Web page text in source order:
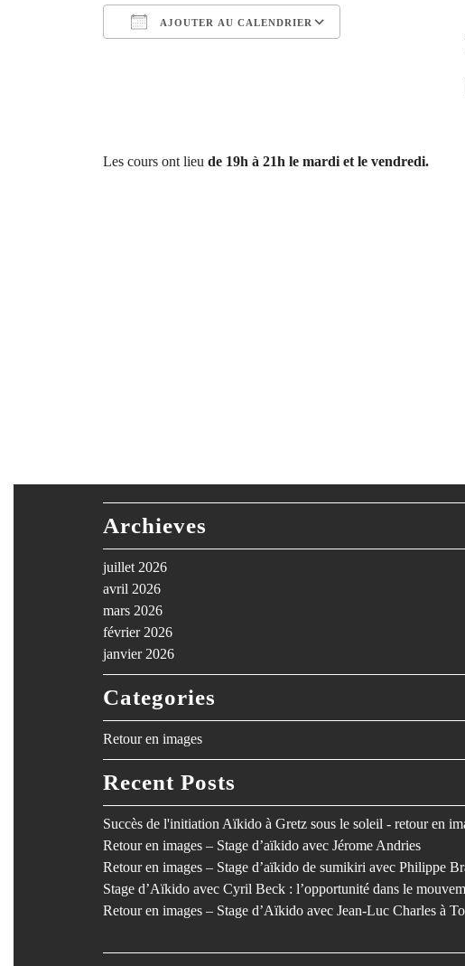
AJOUTER AU CALENDRIER
Les cours ont lieu de 19h à 21h le mardi et le vendredi.
Archieves
juillet 2026
avril 2026
mars 2026
février 2026
janvier 2026
Categories
Retour en images
Recent Posts
Succès de l'initiation Aïkido à Gretz sous le soleil - retour en
Retour en images – Stage d’aïkido avec Jérome Andries
Retour en images – Stage d’aïkido de sumikiri avec Philippe
Stage d’Aïkido avec Cyril Beck : l’opportunité dans le
Retour en images – Stage d’Aïkido avec Jean-Luc Charles à